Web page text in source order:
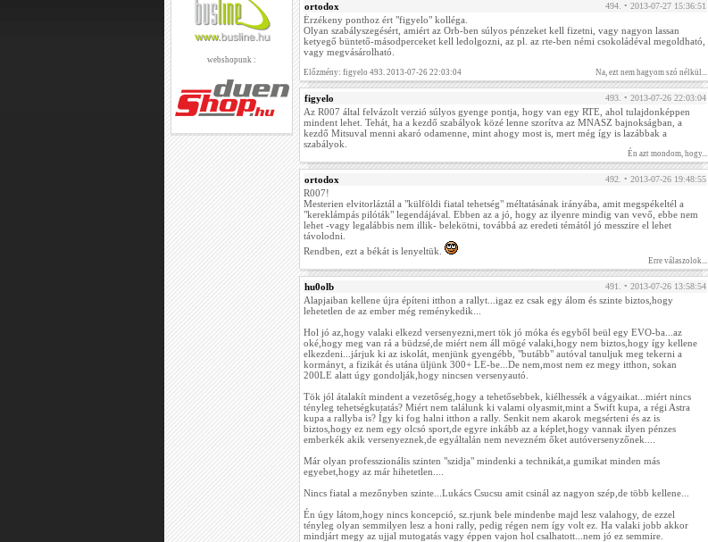
webshopunk :
ortodox 494. • 2013-07-27 15:36:51
Érzékeny ponthoz ért "figyelo" kolléga.
Olyan szabályszegésért, amiért az Orb-ben súlyos pénzeket kell fizetni, vagy nagyon lassan
ketyegő büntető-másodperceket kell ledolgozni, az pl. az rte-ben némi csokoládéval megoldható,
vagy megvásárolható.
Előzmény: figyelo 493. 2013-07-26 22:03:04 Na, ezt nem hagyom szó nélkül...
figyelo 493. • 2013-07-26 22:03:04
Az R007 által felvázolt verzió súlyos gyenge pontja, hogy van egy RTE, ahol tulajdonképpen
mindent lehet. Tehát, ha a kezdő szabályok közé lenne szorítva az MNASZ bajnokságban, a
kezdő Mitsuval menni akaró odamenne, mint ahogy most is, mert még így is lazábbak a
szabályok.
Én azt mondom, hogy...
ortodox 492. • 2013-07-26 19:48:55
R007!
Mesterien elvitorláztál a "külföldi fiatal tehetség" méltatásának irányába, amit megspékeltél a
"kereklámpás pilóták" legendájával. Ebben az a jó, hogy az ilyenre mindig van vevő, ebbe nem
lehet -vagy legalábbis nem illik- belekötni, továbbá az eredeti témától jó messzire el lehet
távolodni.
Rendben, ezt a békát is lenyeltük.
Erre válaszolok...
hu0olb 491. • 2013-07-26 13:58:54
Alapjaiban kellene újra építeni itthon a rallyt...igaz ez csak egy álom és szinte biztos,hogy
lehetetlen de az ember még reménykedik...
Hol jó az,hogy valaki elkezd versenyezni,mert tök jó móka és egyből beül egy EVO-ba...az
oké,hogy meg van rá a büdzsé,de miért nem áll mögé valaki,hogy nem biztos,hogy így kellene
elkezdeni...járjuk ki az iskolát, menjünk gyengébb, "butább" autóval tanuljuk meg tekerni a
kormányt, a fizikát és utána üljünk 300+ LE-be...De nem,most nem ez megy itthon, sokan
200LE alatt úgy gondolják,hogy nincsen versenyautó.
Tök jól átalakít mindent a vezetőség,hogy a tehetősebbek, kiélhessék a vágyaikat...miért nincs
tényleg tehetségkutatás? Miért nem találunk ki valami olyasmit,mint a Swift kupa, a régi Astra
kupa a rallyba is? Így ki fog halni itthon a rally. Senkit nem akarok megsérteni és az is
biztos,hogy ez nem egy olcsó sport,de egyre inkább az a képlet,hogy vannak ilyen pénzes
emberkék akik versenyeznek,de egyáltalán nem nevezném őket autóversenyzőnek....
Már olyan professzionális szinten "szidja" mindenki a technikát,a gumikat minden más
egyebet,hogy az már hihetetlen....
Nincs fiatal a mezőnyben szinte...Lukács Csucsu amit csinál az nagyon szép,de több kellene...
Én úgy látom,hogy nincs koncepció, sz.rjunk bele mindenbe majd lesz valahogy, de ezzel
tényleg olyan semmilyen lesz a honi rally, pedig régen nem így volt ez. Ha valaki jobb akkor
mindjárt megy az ujjal mutogatás vagy éppen vajon hol csalhatott...nem jó ez semmire.